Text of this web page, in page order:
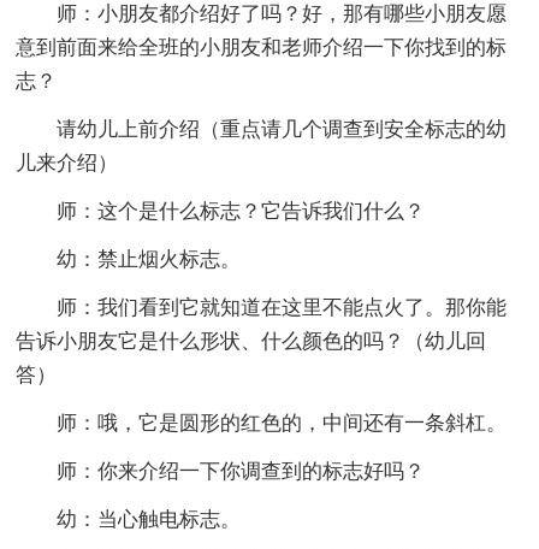
师：小朋友都介绍好了吗？好，那有哪些小朋友愿
意到前面来给全班的小朋友和老师介绍一下你找到的标
志？
请幼儿上前介绍（重点请几个调查到安全标志的幼
儿来介绍）
师：这个是什么标志？它告诉我们什么？
幼：禁止烟火标志。
师：我们看到它就知道在这里不能点火了。那你能
告诉小朋友它是什么形状、什么颜色的吗？（幼儿回
答）
师：哦，它是圆形的红色的，中间还有一条斜杠。
师：你来介绍一下你调查到的标志好吗？
幼：当心触电标志。